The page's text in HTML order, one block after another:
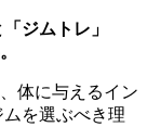
ジムトレ」
体に与えるイン
を選ぶべき理